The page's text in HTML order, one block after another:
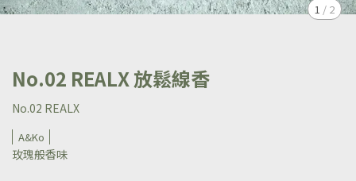
1 / 2
No.02 REALX 放鬆線香
No.02 REALX
A&Ko
玫瑰般香味